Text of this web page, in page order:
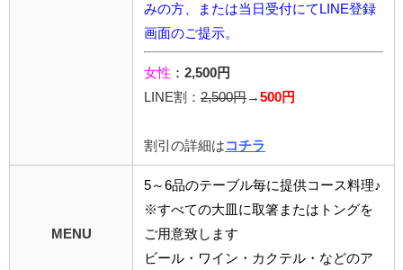
みの方、または当日受付にてLINE登録
画面のご提示。
女性 ： 2,500円
LINE割： 2,500円 → 500円
割引の詳細は コチラ
MENU
5～6品のテーブル毎に提供コース料理♪
※すべての大皿に取箸またはトングを
ご用意致します
ビール・ワイン・カクテル・などのア